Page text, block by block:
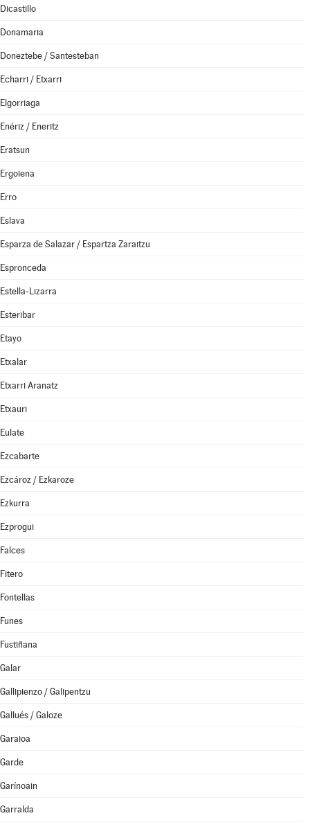
Dicastillo
Donamaria
Doneztebe / Santesteban
Echarri / Etxarri
Elgorriaga
Enériz / Eneritz
Eratsun
Ergoiena
Erro
Eslava
Esparza de Salazar / Espartza Zaraitzu
Espronceda
Estella-Lizarra
Esteribar
Etayo
Etxalar
Etxarri Aranatz
Etxauri
Eulate
Ezcabarte
Ezcároz / Ezkaroze
Ezkurra
Ezprogui
Falces
Fitero
Fontellas
Funes
Fustiñana
Galar
Gallipienzo / Galipentzu
Gallués / Galoze
Garaioa
Garde
Garínoain
Garralda